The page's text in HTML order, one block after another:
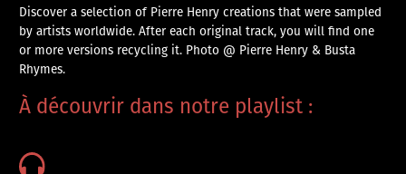
Discover a selection of Pierre Henry creations that were sampled
by artists worldwide. After each original track, you will find one
or more versions recycling it. Photo @ Pierre Henry & Busta
Rhymes.
À découvrir dans notre playlist :